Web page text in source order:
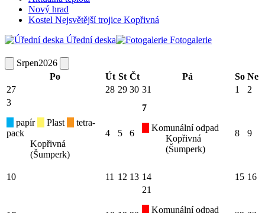
Nový hrad
Kostel Nejsvětější trojice Kopřivná
Úřední deska
Fotogalerie
Srpen2026
Po
Út St Čt Pá So Ne
27
28 29 30 31 1
2
3
papír
Plast
tetra-
pack
Kopřivná
(Šumperk)
4 5 6
7
Komunální odpad
Kopřivná
(Šumperk)
8 9
10 11 12 13 14 15 16
21
Komunální odpad